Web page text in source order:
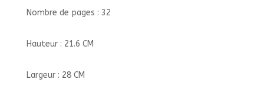
Nombre de pages : 32
Hauteur : 21.6 CM
Largeur : 28 CM